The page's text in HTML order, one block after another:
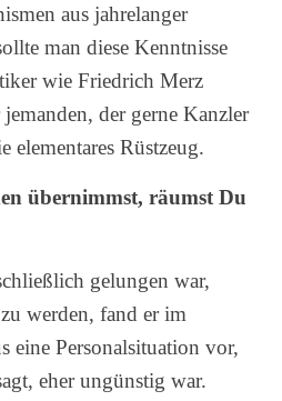
aus jahrelanger
man diese Kenntnisse
wie Friedrich Merz
der gerne Kanzler
elementares Rüstzeug.
übernimmst, räumst Du
gelungen war,
werden, fand er im
eine Personalsituation vor,
eher ungünstig war.